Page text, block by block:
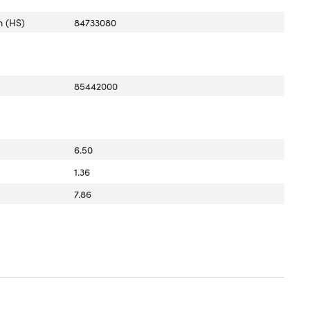
(HS) 84733080
85442000
6.50
1.36
7.86